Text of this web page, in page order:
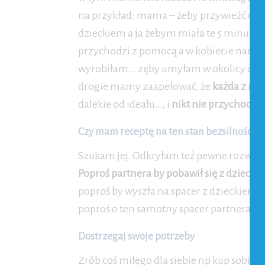
na przykład: mama – żeby przywieźć
dzieckiem a ja żebym miała te 5 minut
przychodzi z pomocą a w kobiecie narasta
wyrobiłam… zęby umyłam w okolicy
drogie mamy zaapelować, że każda z
dalekie od ideału…, i nikt nie przychodzi
Czy mam receptę na ten stan bezsilności?
Szukam jej. Odkryłam też pewne
Poproś partnera by pobawił się z
poproś by wyszła na spacer z
poproś o ten samotny spacer partnera, a
Dostrzegaj swoje potrzeby
Zrób coś miłego dla siebie np kup